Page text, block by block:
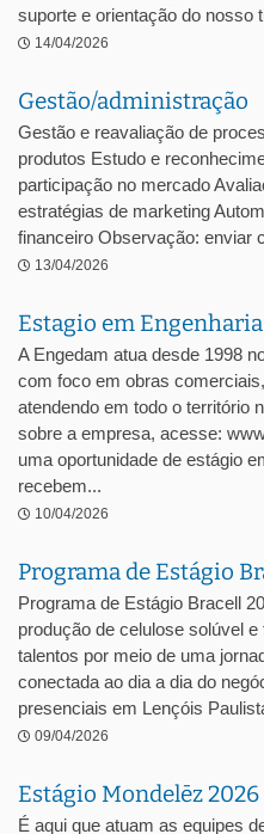
suporte e orientação do nosso
14/04/2026
Gestão/administração
Gestão e reavaliação de
produtos Estudo e
participação no mercado
estratégias de marketing
financeiro Observação: enviar
13/04/2026
Estagio em
A Engedam atua desde 1998
com foco em obras
atendendo em todo o território
sobre a empresa, acesse:
uma oportunidade de estágio
recebem...
10/04/2026
Programa de Estágio
Programa de Estágio Bracell
produção de celulose solúvel
talentos por meio de uma
conectada ao dia a dia do
presenciais em Lençóis
09/04/2026
Estágio Mondelēz
É aqui que atuam as equipes